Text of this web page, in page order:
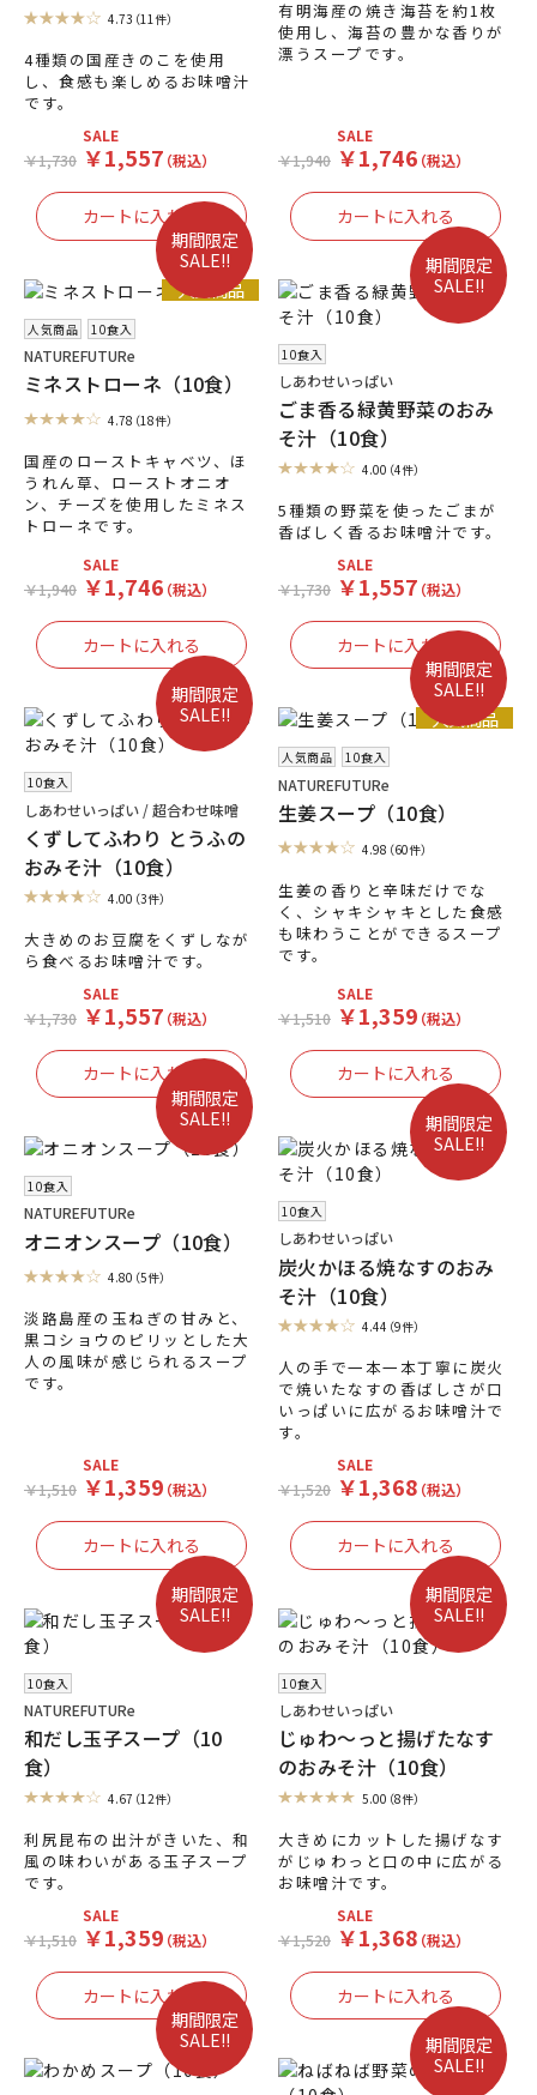
4.73（11件）
4種類の国産きのこを使用
し、食感も楽しめるお味噌汁
です。
￥1,730
SALE
￥1,557（税込）
有明海産の焼き海苔を約1枚
使用し、海苔の豊かな香りが
漂うスープです。
￥1,940
SALE
￥1,746（税込）
人気商品
期間限定
SALE!!
人気商品 10食入
NATUREFUTURe
ミネストローネ（10食）
4.78（18件）
国産のローストキャベツ、ほ
うれん草、ローストオニオ
ン、チーズを使用したミネス
トローネです。
￥1,940
SALE
￥1,746（税込）
期間限定
SALE!!
10食入
しあわせいっぱい
ごま香る緑黄野菜のおみ
そ汁（10食）
4.00（4件）
5種類の野菜を使ったごまが
香ばしく香るお味噌汁です。
￥1,730
SALE
￥1,557（税込）
期間限定
SALE!!
10食入
しあわせいっぱい / 超合わせ味噌
くずしてふわり とうふの
おみそ汁（10食）
4.00（3件）
大きめのお豆腐をくずしなが
ら食べるお味噌汁です。
￥1,730
SALE
￥1,557（税込）
人気商品
期間限定
SALE!!
人気商品 10食入
NATUREFUTURe
生姜スープ（10食）
4.98（60件）
生姜の香りと辛味だけでな
く、シャキシャキとした食感
も味わうことができるスープ
です。
￥1,510
SALE
￥1,359（税込）
期間限定
SALE!!
10食入
NATUREFUTURe
オニオンスープ（10食）
4.80（5件）
淡路島産の玉ねぎの甘みと、
黒コショウのピリッとした大
人の風味が感じられるスープ
です。
￥1,510
SALE
￥1,359（税込）
期間限定
SALE!!
10食入
しあわせいっぱい
炭火かほる焼なすのおみ
そ汁（10食）
4.44（9件）
人の手で一本一本丁寧に炭火
で焼いたなすの香ばしさが口
いっぱいに広がるお味噌汁で
す。
￥1,520
SALE
￥1,368（税込）
期間限定
SALE!!
10食入
NATUREFUTURe
和だし玉子スープ（10
食）
4.67（12件）
利尻昆布の出汁がきいた、和
風の味わいがある玉子スープ
です。
￥1,510
SALE
￥1,359（税込）
期間限定
SALE!!
10食入
しあわせいっぱい
じゅわ～っと揚げたなす
のおみそ汁（10食）
5.00（8件）
大きめにカットした揚げなす
がじゅわっと口の中に広がる
お味噌汁です。
￥1,520
SALE
￥1,368（税込）
期間限定
SALE!!
期間限定
SALE!!